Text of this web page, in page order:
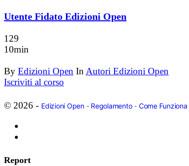
Utente Fidato Edizioni Open
129
10min
By Edizioni Open InAutori Edizioni Open
Iscriviti al corso
© 2026 - Edizioni Open- Regolamento- Come Funziona
Report